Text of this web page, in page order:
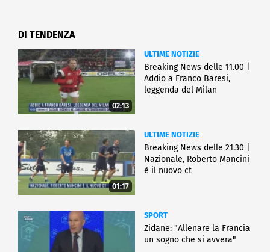
DI TENDENZA
02:13
ULTIME NOTIZIE
Breaking News delle 11.00 |
Addio a Franco Baresi,
leggenda del Milan
01:17
ULTIME NOTIZIE
Breaking News delle 21.30 |
Nazionale, Roberto Mancini
è il nuovo ct
SPORT
Zidane: "Allenare la Francia
un sogno che si avvera"